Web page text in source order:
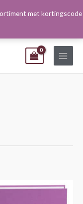
met kortingscode